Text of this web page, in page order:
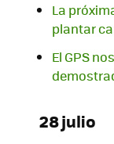
La
plantar
El GPS
28 julio